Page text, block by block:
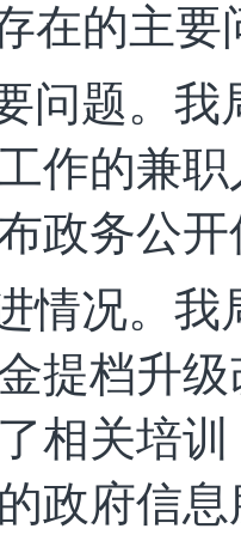
在的主要
问题。 我
作的兼
政务公
情况。 我
提档升
相关培
政府信